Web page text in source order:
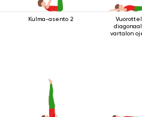
Kulma-asento 2
vartalon